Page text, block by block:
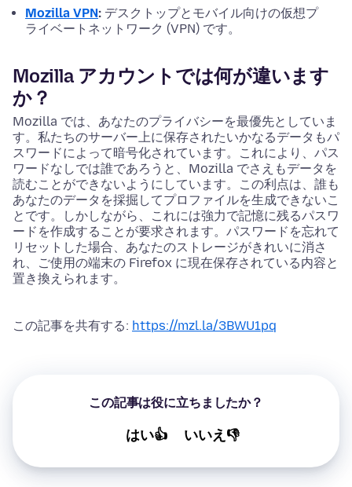
Mozilla VPN: デスクトップとモバイル向けの仮想プ
ライベートネットワーク (VPN) です。
Mozilla アカウントでは何が違います
か？
Mozilla では、あなたのプライバシーを最優先としていま
す。私たちのサーバー上に保存されたいかなるデータもパ
スワードによって暗号化されています。これにより、パス
ワードなしでは誰であろうと、Mozilla でさえもデータを
読むことができないようにしています。この利点は、誰も
あなたのデータを採掘してプロファイルを生成できないこ
とです。しかしながら、これには強力で記憶に残るパスワ
ードを作成することが要求されます。パスワードを忘れて
リセットした場合、あなたのストレージがきれいに消さ
れ、ご使用の端末の Firefox に現在保存されている内容と
置き換えられます。
この記事を共有する: https://mzl.la/3BWU1pq
この記事は役に立ちましたか？
はい👍 いいえ👎